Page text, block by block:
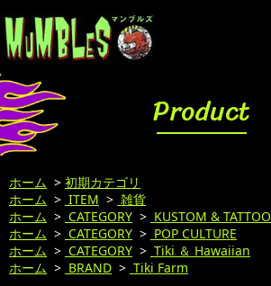
Product
ホーム > 初期カテゴリ
ホーム > ITEM > 雑貨
ホーム > CATEGORY > KUSTOM & TATTOO
ホーム > CATEGORY > POP CULTURE
ホーム > CATEGORY > Tiki ＆ Hawaiian
ホーム > BRAND > Tiki Farm